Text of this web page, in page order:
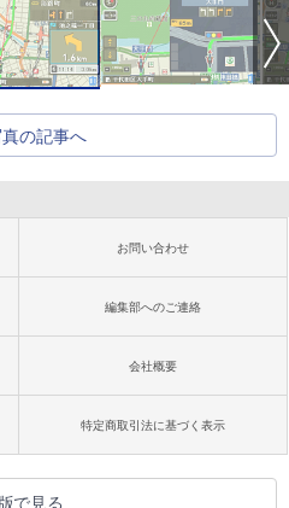
の記事へ
お問い合わせ
編集部へのご連絡
会社概要
特定商取引法に基づく表示
で見る